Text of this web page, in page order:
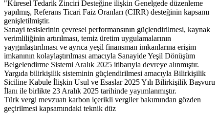
"Küresel Tedarik Zinciri Desteğine ilişkin Genelgede düzenleme
yapılmış, Referans Ticari Faiz Oranları (CIRR) desteğinin kapsamı
genişletilmiştir.
Sanayi tesislerinin çevresel performansının güçlendirilmesi, kaynak
verimliliğinin artırılması, temiz üretim uygulamalarının
yaygınlaştırılması ve ayrıca yeşil finansman imkanlarına erişim
imkanının kolaylaştırılması amacıyla Sanayide Yeşil Dönüşüm
Belgelendirme Sistemi Aralık 2025 itibarıyla devreye alınmıştır.
Yargıda bilirkişilik sisteminin güçlendirilmesi amacıyla Bilirkişilik
Siciline Kabule İlişkin Usul ve Esaslar 2025 Yılı Bilirkişilik Başvuru
İlanı ile birlikte 23 Aralık 2025 tarihinde yayımlanmıştır.
Türk vergi mevzuatı karbon içerikli vergiler bakımından gözden
geçirilmesi kapsamındaki teknik düz